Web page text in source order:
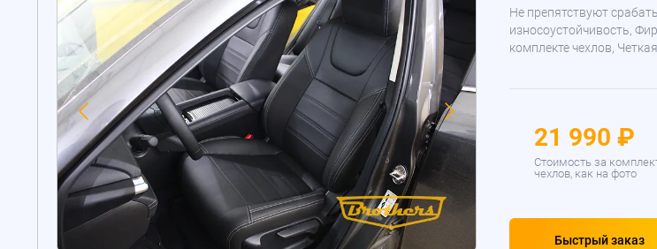
Не препятствуют
износоустойчивость,
комплекте чехлов,
21 990 ₽
Стоимость за
чехлов, как на фото
Быстрый заказ